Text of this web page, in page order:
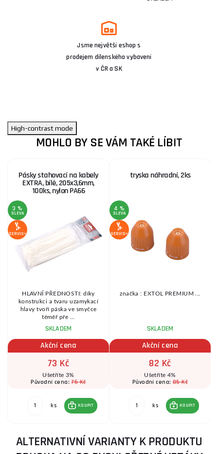
Jsme největší eshop s
prodejem dílenského vybavení
v ČR a SK
High-contrast mode
MOHLO BY SE VÁM TAKÉ LÍBIT
Pásky stahovací na kabely
EXTRA, bílé, 205x3,6mm,
100ks, nylon PA66
3 %
SLEVA
SERVIS+
HLAVNÍ PŘEDNOSTI: díky
konstrukci a tvaru uzamykací
hlavy tvoří páska ve smyčce
téměř pře ...
SKLADEM
Akční cena
73 Kč
Ušetříte 3%
Původní cena:75 Kč
ks KOUPIT
tryska náhradní, 2ks
4 %
SLEVA
SERVIS+
značka : EXTOL PREMIUM ...
SKLADEM
Akční cena
82 Kč
Ušetříte 4%
Původní cena: 85 Kč
ks KOUPIT
ALTERNATIVNÍ VARIANTY K PRODUKTU